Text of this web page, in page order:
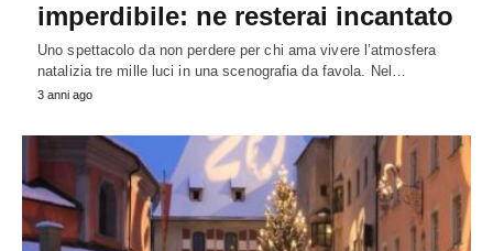
imperdibile: ne resterai incantato
Uno spettacolo da non perdere per chi ama vivere l’atmosfera
natalizia tre mille luci in una scenografia da favola. Nel…
3 anni ago